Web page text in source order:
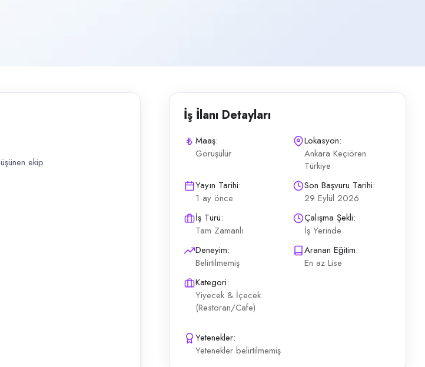
çalışmayı düşünen ekip arkadaşı arıyoruz. Aranan Özellikler 18-30 yaş arası Enerjik ve güler yüzlü
ekip
İş İlanı Detayları
Maaş:
Görüşülür
Lokasyon:
Ankara Keçiören
Türkiye
Yayın Tarihi:
1 ay önce
Son Başvuru Tarihi:
29 Eylül 2026
İş Türü:
Tam Zamanlı
Çalışma Şekli:
İş Yerinde
Deneyim:
Belirtilmemiş
Aranan Eğitim:
En az Lise
Kategori:
Yiyecek & İçecek
(Restoran/Cafe)
Yetenekler:
Yetenekler belirtilmemiş